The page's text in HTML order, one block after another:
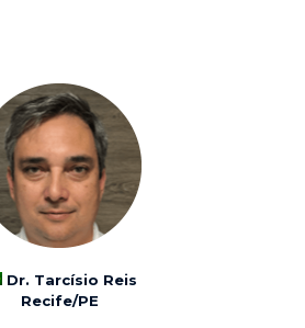
Dr. Tarcísio Reis
Recife/PE